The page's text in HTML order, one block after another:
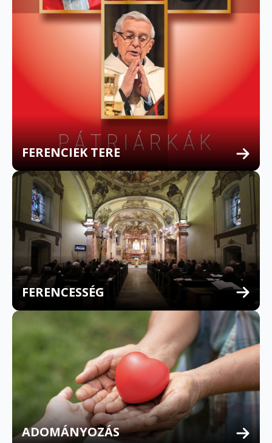
FERENCIEK TERE
FERENCESSÉG
MULTILINGUAL CONFESSION
ADOMÁNYOZÁS